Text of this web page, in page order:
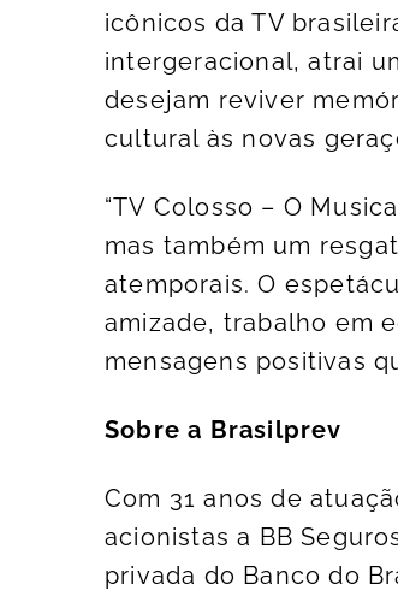
icônicos da TV
intergeracional, atrai
desejam reviver
cultural às novas
“TV Colosso – O
mas também um
atemporais. O
amizade, trabalho em
mensagens positivas
Sobre a Brasilprev
Com 31 anos de
acionistas a BB
privada do Banco do